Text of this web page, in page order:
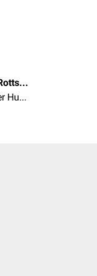
Herr Robert Rottscholl
Student/in der Humanmedizin